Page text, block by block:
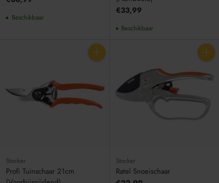
Beschikbaar
€33,99
Beschikbaar
Aantal
Stocker
Profi Tuinschaar 21cm
Aantal
Stocker
Ratel Snoeischaar